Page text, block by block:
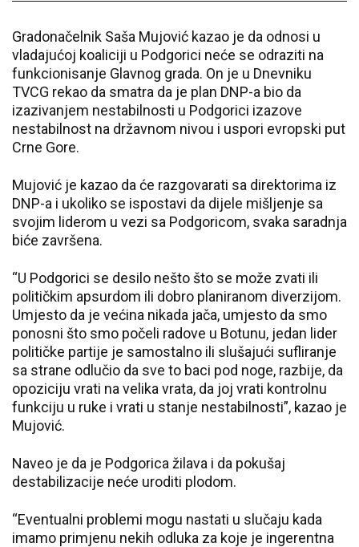
Gradonačelnik Saša Mujović kazao je da odnosi u
vladajućoj koaliciji u Podgorici neće se odraziti na
funkcionisanje Glavnog grada. On je u Dnevniku
TVCG rekao da smatra da je plan DNP-a bio da
izazivanjem nestabilnosti u Podgorici izazove
nestabilnost na državnom nivou i uspori evropski put
Crne Gore.
Mujović je kazao da će razgovarati sa direktorima iz
DNP-a i ukoliko se ispostavi da dijele mišljenje sa
svojim liderom u vezi sa Podgoricom, svaka saradnja
biće završena.
“U Podgorici se desilo nešto što se može zvati ili
političkim apsurdom ili dobro planiranom diverzijom.
Umjesto da je većina nikada jača, umjesto da smo
ponosni što smo počeli radove u Botunu, jedan lider
političke partije je samostalno ili slušajući sufliranje
sa strane odlučio da sve to baci pod noge, razbije, da
opoziciju vrati na velika vrata, da joj vrati kontrolnu
funkciju u ruke i vrati u stanje nestabilnosti”, kazao je
Mujović.
Naveo je da je Podgorica žilava i da pokušaj
destabilizacije neće uroditi plodom.
“Eventualni problemi mogu nastati u slučaju kada
imamo primjenu nekih odluka za koje je ingerentna